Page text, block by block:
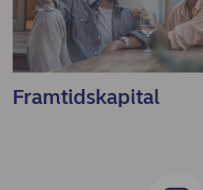
Framtidskapital